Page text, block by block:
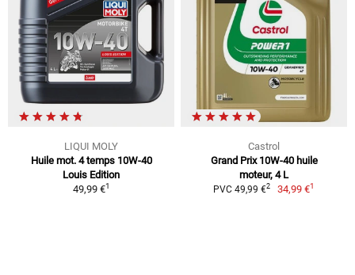
LIQUI MOLY
Huile mot. 4 temps 10W-40
Louis Edition
49,99 €1
Castrol
Grand Prix 10W-40 huile
moteur, 4 L
PVC 49,99 €2 34,99 €1